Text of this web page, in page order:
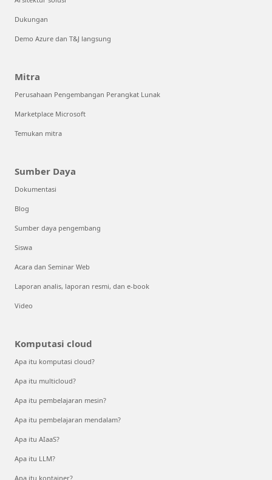
Dukungan
Demo Azure dan T&J langsung
Mitra
Perusahaan Pengembangan Perangkat Lunak
Marketplace Microsoft
Temukan mitra
Sumber Daya
Dokumentasi
Blog
Sumber daya pengembang
Siswa
Acara dan Seminar Web
Laporan analis, laporan resmi, dan e-book
Video
Komputasi cloud
Apa itu komputasi cloud?
Apa itu multicloud?
Apa itu pembelajaran mesin?
Apa itu pembelajaran mendalam?
Apa itu AIaaS?
Apa itu LLM?
Apa itu kontainer?